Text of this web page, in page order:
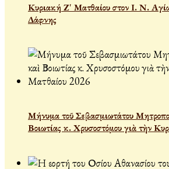
Κυριακή Ζ' Ματθαίου στον Ι. Ν.
Δάφνης
Μήνυμα τοῦ Σεβασμιωτάτου
Βοιωτίας κ. Χρυσοστόμου γιὰ τὴν